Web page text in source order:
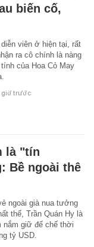
biến cố,
viên ở hiện tại, rất
ra cô chính là nàng
của Hoa Cỏ May
giờ trước
là "tín
Bề ngoài thê
ngoài già nua tưởng
thế, Trần Quán Hy là
nắm giữ đế chế thời
tỷ USD.